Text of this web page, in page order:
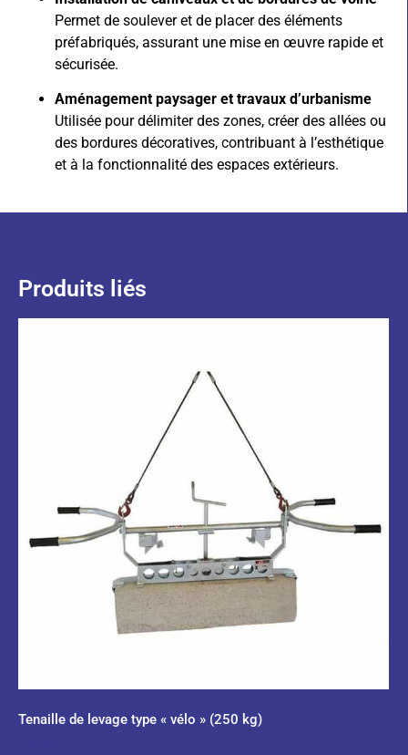
Permet de soulever et de placer des éléments
préfabriqués, assurant une mise en œuvre rapide et
sécurisée.
Aménagement paysager et travaux d’urbanisme
Utilisée pour délimiter des zones, créer des allées ou
des bordures décoratives, contribuant à l’esthétique
et à la fonctionnalité des espaces extérieurs.
Produits liés
Tenaille de levage type « vélo » (250 kg)